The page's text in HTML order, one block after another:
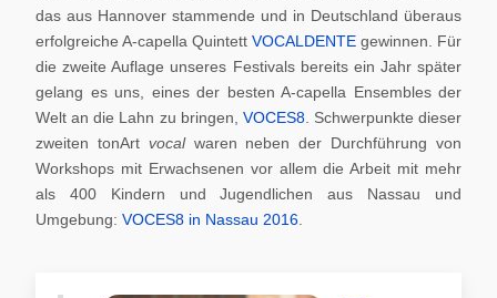
das aus Hannover stammende und in Deutschland überaus
erfolgreiche A-capella Quintett VOCALDENTE gewinnen. Für
die zweite Auflage unseres Festivals bereits ein Jahr später
gelang es uns, eines der besten A-capella Ensembles der
Welt an die Lahn zu bringen, VOCES8. Schwerpunkte dieser
zweiten tonArt vocalwaren neben der Durchführung von
Workshops mit Erwachsenen vor allem die Arbeit mit mehr
als 400 Kindern und Jugendlichen aus Nassau und
Umgebung: VOCES8 in Nassau 2016